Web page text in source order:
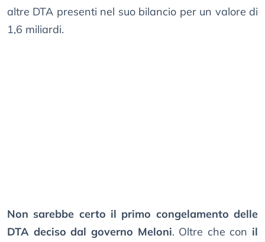
altre DTA presenti nel suo bilancio per un valore di
1,6 miliardi.
Non sarebbe certo il primo congelamento delle
DTA deciso dal governo Meloni. Oltre che con il